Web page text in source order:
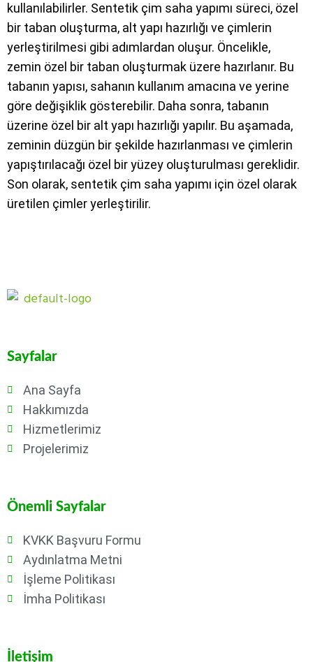
kullanılabilirler. Sentetik çim saha yapımı süreci, özel
bir taban oluşturma, alt yapı hazırlığı ve çimlerin
yerleştirilmesi gibi adımlardan oluşur. Öncelikle,
zemin özel bir taban oluşturmak üzere hazırlanır. Bu
tabanın yapısı, sahanın kullanım amacına ve yerine
göre değişiklik gösterebilir. Daha sonra, tabanın
üzerine özel bir alt yapı hazırlığı yapılır. Bu aşamada,
zeminin düzgün bir şekilde hazırlanması ve çimlerin
yapıştırılacağı özel bir yüzey oluşturulması gereklidir.
Son olarak, sentetik çim saha yapımı için özel olarak
üretilen çimler yerleştirilir.
Sayfalar
Ana Sayfa
Hakkımızda
Hizmetlerimiz
Projelerimiz
Önemli Sayfalar
KVKK Başvuru Formu
Aydınlatma Metni
İşleme Politikası
İmha Politikası
İletişim